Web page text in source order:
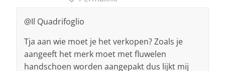
@Il Quadrifoglio
Tja aan wie moet je het verkopen? Zoals je
aangeeft het merk moet met fluwelen
handschoen worden aangepakt dus lijkt mij